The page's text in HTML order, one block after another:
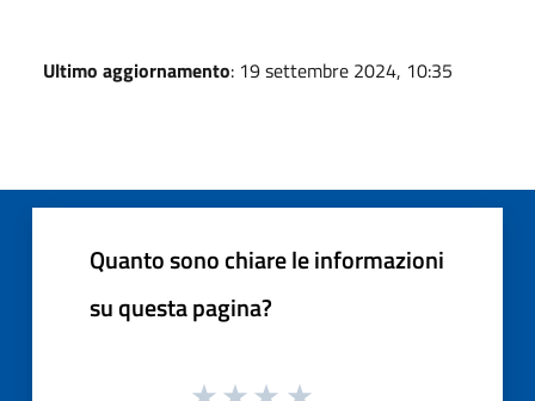
Ultimo aggiornamento: 19 settembre 2024, 10:35
Quanto sono chiare le informazioni
su questa pagina?